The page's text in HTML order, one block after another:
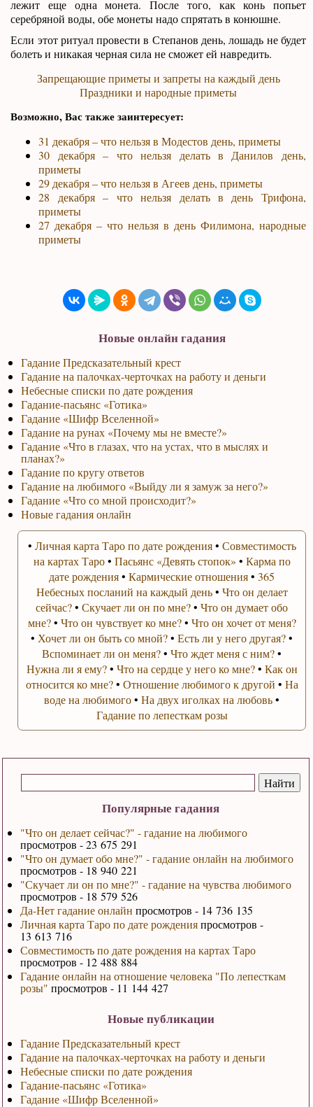
Популярные гадания
"Что он делает сейчас?" - гадание на любимого
просмотров - 23 675 291
"Что он думает обо мне?" - гадание онлайн на любимого
просмотров - 18 940 221
"Скучает ли он по мне?" - гадание на чувства любимого
просмотров - 18 579 526
Да-Нет гадание онлайн просмотров - 14 736 135
Личная карта Таро по дате рожденияпросмотров -
13 613 716
Совместимость по дате рождения на картах Таро
просмотров - 12 488 884
Гадание онлайн на отношение человека "По лепесткам
розы" просмотров - 11 144 427
Новые публикации
Гадание Предсказательный крест
Гадание на палочках-черточках на работу и деньги
Небесные списки по дате рождения
Гадание-пасьянс «Готика»
Гадание «Шифр Вселенной»
лежит еще одна монета. После того, как конь попьет
серебряной воды, обе монеты надо спрятать в конюшне.
Если этот ритуал провести в Степанов день, лошадь не будет
болеть и никакая черная сила не сможет ей навредить.
Запрещающие приметы и запреты на каждый день
Праздники и народные приметы
Возможно, Вас также заинтересует:
31 декабря – что нельзя в Модестов день, приметы
30 декабря – что нельзя делать в Данилов день,
приметы
29 декабря – что нельзя в Агеев день, приметы
28 декабря – что нельзя делать в день Трифона,
приметы
27 декабря – что нельзя в день Филимона, народные
приметы
Новые онлайн гадания
Гадание Предсказательный крест
Гадание на палочках-черточках на работу и деньги
Небесные списки по дате рождения
Гадание-пасьянс «Готика»
Гадание «Шифр Вселенной»
Гадание на рунах «Почему мы не вместе?»
Гадание «Что в глазах, что на устах, что в мыслях и
планах?»
Гадание по кругу ответов
Гадание на любимого «Выйду ли я замуж за него?»
Гадание «Что со мной происходит?»
Новые гадания онлайн
• Личная карта Таро по дате рождения• Совместимость
на картах Таро• Пасьянс «Девять стопок» • Карма по
дате рождения•Кармические отношения•365
Небесных посланий на каждый день• Что он делает
сейчас?•Скучает ли он по мне?•Что он думает обо
мне?• Что он чувствует ко мне?• Что он хочет от меня?
• Хочет ли он быть со мной?•Есть ли у него другая?•
Вспоминает ли он меня?•Что ждет меня с ним?•
Нужна ли я ему?• Что на сердце у него ко мне?• Как он
относится ко мне?• Отношение любимого к другой • На
воде на любимого•На двух иголках на любовь•
Гадание по лепесткам розы